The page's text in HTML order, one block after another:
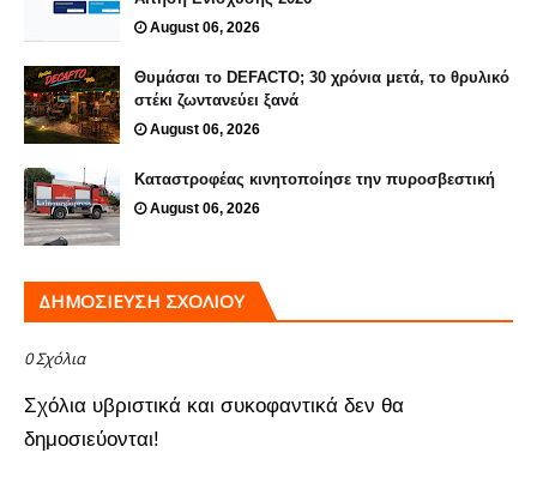
August 06, 2026
Θυμάσαι το DEFACTO; 30 χρόνια μετά, το θρυλικό
στέκι ζωντανεύει ξανά
August 06, 2026
Καταστροφέας κινητοποίησε την πυροσβεστική
August 06, 2026
ΔΗΜΟΣΊΕΥΣΗ ΣΧΟΛΊΟΥ
0 Σχόλια
Σχόλια υβριστικά και συκοφαντικά δεν θα
δημοσιεύονται!